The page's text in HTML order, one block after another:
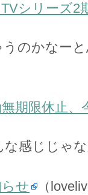
シリーズ2
のかなー
期限休止、
感じじゃ
せ
（